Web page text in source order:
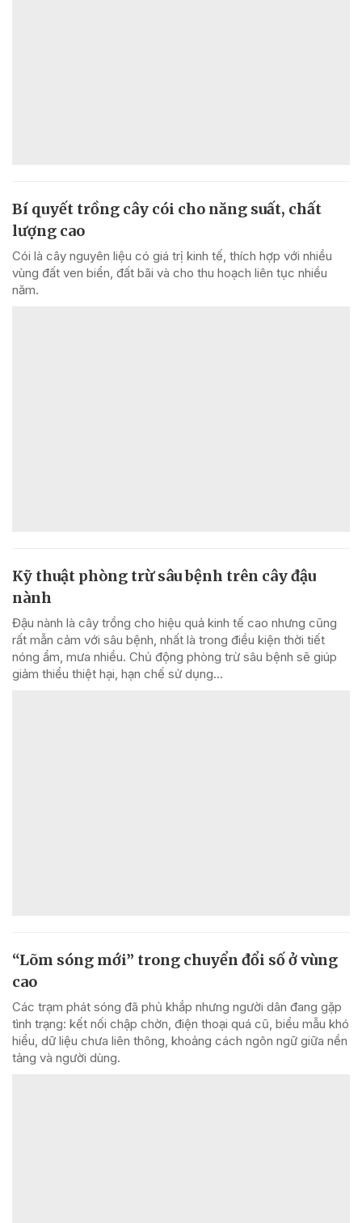
Bí quyết trồng cây cói cho năng suất, chất
lượng cao
Cói là cây nguyên liệu có giá trị kinh tế, thích hợp với nhiều
vùng đất ven biển, đất bãi và cho thu hoạch liên tục nhiều
năm.
Kỹ thuật phòng trừ sâu bệnh trên cây đậu
nành
Đậu nành là cây trồng cho hiệu quả kinh tế cao nhưng cũng
rất mẫn cảm với sâu bệnh, nhất là trong điều kiện thời tiết
nóng ẩm, mưa nhiều. Chủ động phòng trừ sâu bệnh sẽ giúp
giảm thiểu thiệt hại, hạn chế sử dụng...
“Lõm sóng mới” trong chuyển đổi số ở vùng
cao
Các trạm phát sóng đã phủ khắp nhưng người dân đang gặp
tình trạng: kết nối chập chờn, điện thoại quá cũ, biểu mẫu khó
hiểu, dữ liệu chưa liên thông, khoảng cách ngôn ngữ giữa nền
tảng và người dùng.